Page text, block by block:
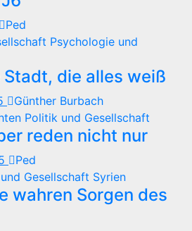
Ped
Psychologie und
die alles weiß
Günther Burbach
Politik und Gesellschaft
reden nicht nur
Ped
Gesellschaft Syrien
wahren Sorgen des